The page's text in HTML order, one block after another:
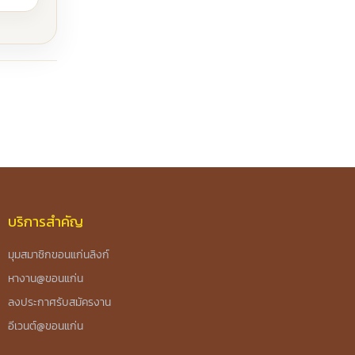
บริการสำคัญ
มุมสมาชิกขอนแก่นลิงก์
หางาน@ขอนแก่น
ลงประกาศรับสมัครงาน
อีเวนต์@ขอนแก่น